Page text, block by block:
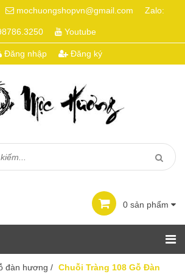
mochuongshopvn@gmail.com Zalo:
Youtube
Đăng nhập Đăng ký
0 sản phẩm
đàn hương / Chuỗi Tràng 108 Gỗ Đàn